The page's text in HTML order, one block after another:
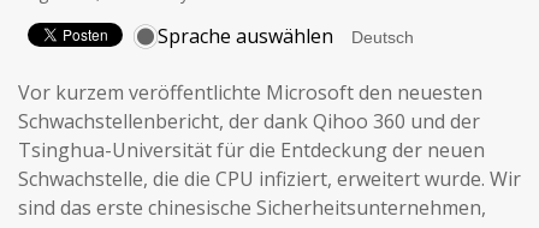
Sprache auswählen
Vor kurzem veröffentlichte Microsoft den neuesten
Schwachstellenbericht, der dank Qihoo 360 und der
Tsinghua-Universität für die Entdeckung der neuen
Schwachstelle, die die CPU infiziert, erweitert wurde. Wir
sind das erste chinesische Sicherheitsunternehmen,